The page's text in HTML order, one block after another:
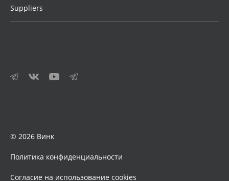
Suppliers
© 2026 Винк
Политика конфиденциальности
Согласие на использование cookies